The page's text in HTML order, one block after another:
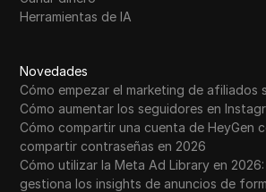
Herramientas de IA
Novedades
Cómo empezar el marketing de afiliados
Cómo aumentar los seguidores en
Cómo compartir una cuenta de HeyGen
compartir contraseñas en 2026
Cómo utilizar la Meta Ad Library en
gestiona los insights de anuncios de